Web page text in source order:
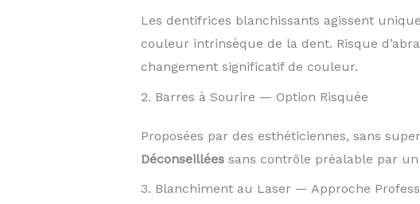
Les dentifrices blanchissants agissent
couleur intrinsèque de la dent. Risque
changement significatif de couleur.
2. Barres à Sourire — Option Risquée
Proposées par des esthéticiennes, sans
Déconseilléessans contrôle préalable par un
3. Blanchiment au Laser — Approche